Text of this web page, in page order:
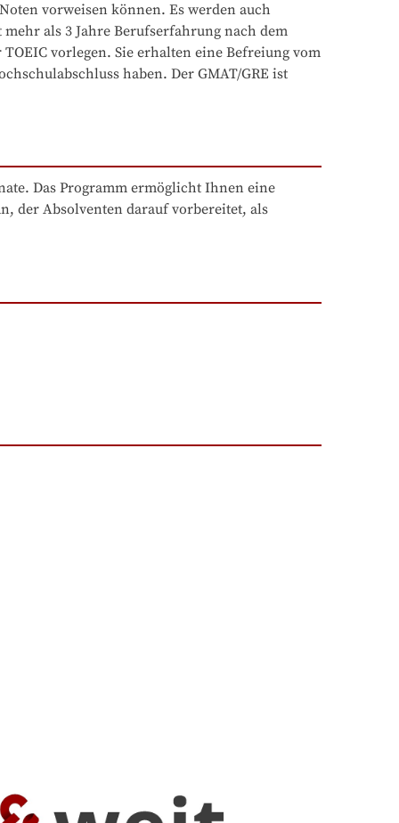
vorweisen können. Es werden auch
als 3 Jahre Berufserfahrung nach dem
vorlegen. Sie erhalten eine Befreiung vom
haben. Der GMAT/GRE ist
Das Programm ermöglicht Ihnen eine
der Absolventen darauf vorbereitet, als